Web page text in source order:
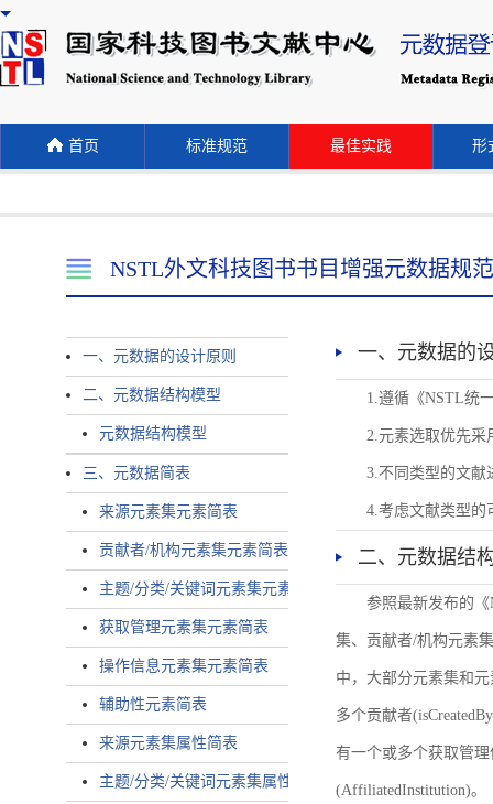
首页 标准规范 最佳实践 形
NSTL外文科技图书书目增强元数据规范
一、元数据的设计原则
二、元数据结构模型
元数据结构模型
三、元数据简表
来源元素集元素简表
贡献者/机构元素集元素简表
主题/分类/关键词元素集元素简表
获取管理元素集元素简表
操作信息元素集元素简表
辅助性元素简表
来源元素集属性简表
主题/分类/关键词元素集属性简表
一、元数据的
1.遵循《NSTL统
2.元素选取优先采
3.不同类型的文献
4.考虑文献类型的
二、元数据结
参照最新发布的
集、贡献者/机构元素
中，大部分元素集和
多个贡献者
有一个或多个获取管理
(AffiliatedInstitution)。